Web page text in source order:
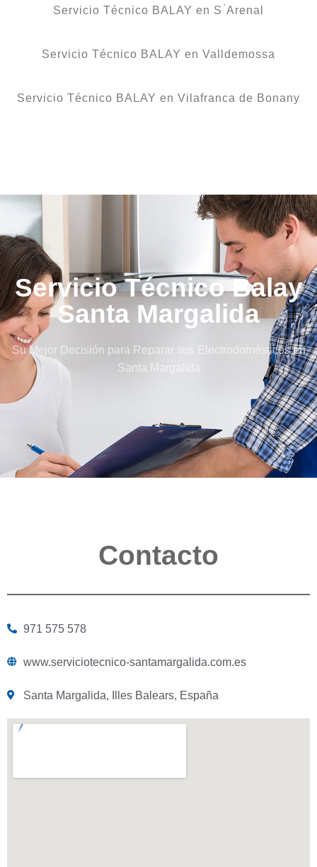
Servicio Técnico BALAY en S ́Arenal
Servicio Técnico BALAY en Valldemossa
Servicio Técnico BALAY en Vilafranca de Bonany
Servicio Técnico Balay
Santa Margalida
Su Mejor Decisión para Reparar sus Electrodomésticos en
Santa Margalida
Contacto
971 575 578
www.serviciotecnico-santamargalida.com.es
Santa Margalida, Illes Balears, España